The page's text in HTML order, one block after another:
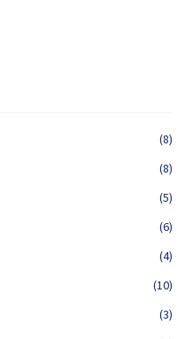
(8)
(8)
(5)
(6)
(4)
(10)
(3)